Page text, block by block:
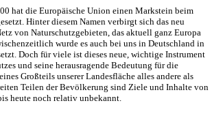
hat die Europäische Union einen Markstein beim
Hinter diesem Namen verbirgt sich das neu
von Naturschutzgebieten, das aktuell ganz Europa
wurde es auch bei uns in Deutschland in
Doch für viele ist dieses neue, wichtige Instrument
und seine herausragende Bedeutung für die
Großteils unserer Landesfläche alles andere als
Teilen der Bevölkerung sind Ziele und Inhalte von
heute noch relativ unbekannt.